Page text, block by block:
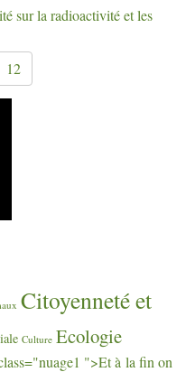
sur la radioactivité et les
12
Citoyenneté et
Culture Ecologie
">Et à la fin on